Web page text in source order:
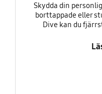
Skydda din
borttappade eller
Dive kan du